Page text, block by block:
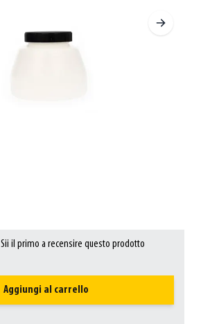
Sii il primo a recensire questo prodotto
Aggiungi al carrello